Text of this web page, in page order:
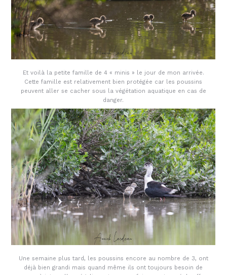
Et voilà la petite famille de 4 « minis » le jour de mon arrivée.
Cette famille est relativement bien protégée car les poussins
peuvent aller se cacher sous la végétation aquatique en cas de
danger.
Une semaine plus tard, les poussins encore au nombre de 3, ont
déjà bien grandi mais quand même ils ont toujours besoin de